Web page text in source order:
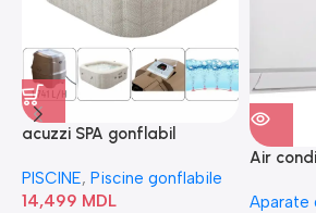
acuzzi SPA gonflabil
Bubble” 28446
PISCINE, Piscine gonflabile
14,499 MDL
Air
Aparate